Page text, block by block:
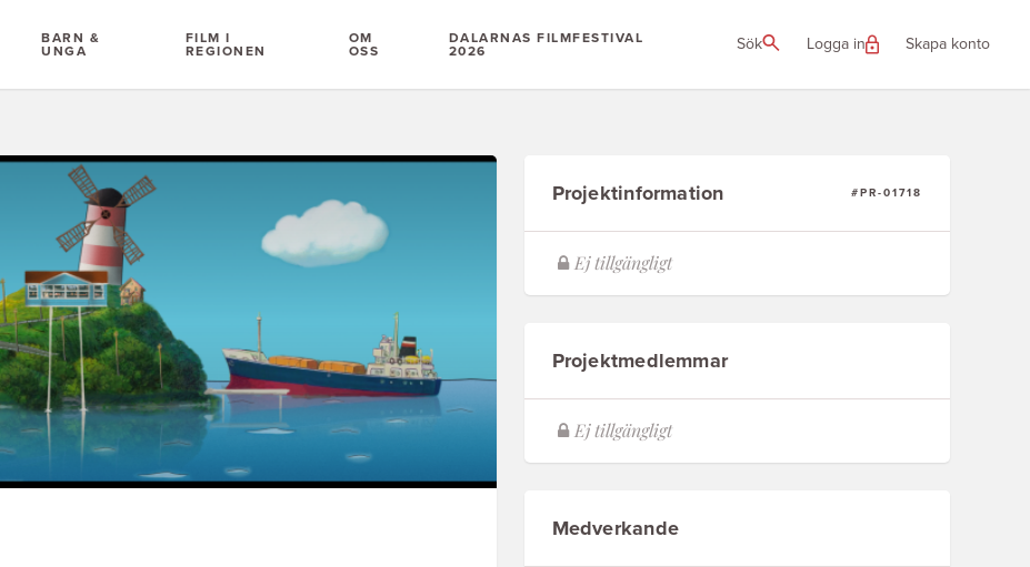
BARN &
UNGA
FILM I
REGIONEN
OM
OSS
DALARNAS FILMFESTIVAL
2026
Sök Logga in Skapa konto
Projektinformation #PR-01718
Projektmedlemmar
Medverkande